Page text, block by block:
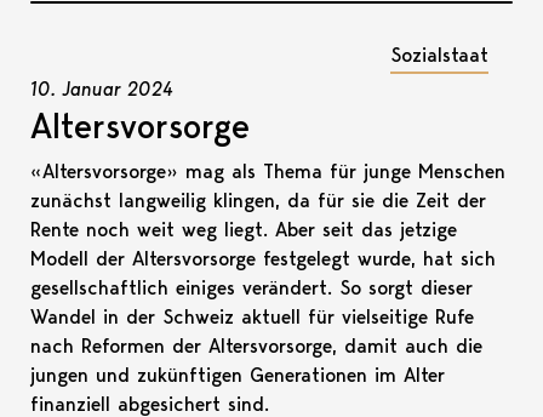
Sozialstaat
10. Januar 2024
Altersvorsorge
«Altersvorsorge» mag als Thema für junge Menschen
zunächst langweilig klingen, da für sie die Zeit der
Rente noch weit weg liegt. Aber seit das jetzige
Modell der Altersvorsorge festgelegt wurde, hat sich
gesellschaftlich einiges verändert. So sorgt dieser
Wandel in der Schweiz aktuell für vielseitige Rufe
nach Reformen der Altersvorsorge, damit auch die
jungen und zukünftigen Generationen im Alter
finanziell abgesichert sind.